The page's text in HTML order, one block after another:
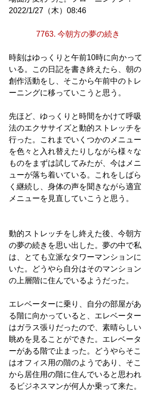
2022/1/27（木）08:46
7763. 今朝方の夢の続き
時刻はゆっくりと午前10時に向かって
いる。この日記を書き終えたら、朝の
創作活動をし、そこから午前中のトレ
ーニングに移っていこうと思う。
先ほど、ゆっくりと時間をかけて呼吸
法のエクササイズと動的ストレッチを
行った。これまでいくつかのメニュー
を色々と入れ替えたりしながら様々な
ものをまずは試してみたが、今はメニ
ューが落ち着いている。これをしばら
く継続し、身体の声を聞きながら適宜
メニューを見直していこうと思う。
動的ストレッチをし終えた後、今朝方
の夢の続きを思い出した。夢の中で私
は、とても立派なタワーマンションに
いた。どうやら自分はそのマンション
の上層階に住んでいるようだった。
エレベーターに乗り、自分の部屋があ
る階に向かっていると、エレベーター
はガラス張りだったので、素晴らしい
眺めを見ることができた。エレベータ
ーがある階で止まった。どうやらそこ
はオフィス用の階のようであり、そこ
から居住用の階に住んでいると思われ
るビジネスマンが何人か乗って来た。